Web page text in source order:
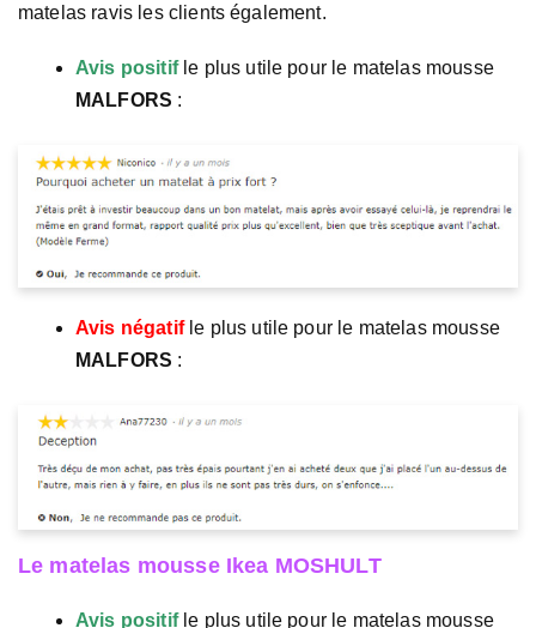
matelas ravis les clients également.
Avis positif le plus utile pour le matelas mousse
MALFORS :
Avis négatifle plus utile pour le matelas mousse
MALFORS :
Le matelas mousse Ikea MOSHULT
Avis positif le plus utile pour le matelas mousse